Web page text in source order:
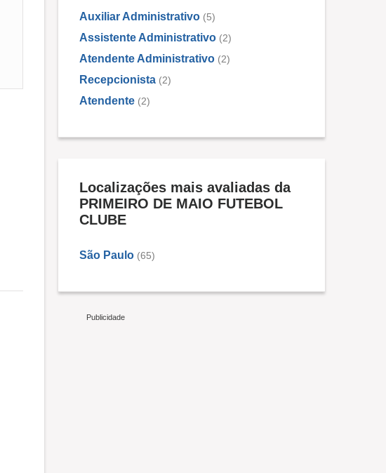
Auxiliar Administrativo (5)
Assistente Administrativo (2)
Atendente Administrativo (2)
Recepcionista (2)
Atendente (2)
Localizações mais avaliadas da
PRIMEIRO DE MAIO FUTEBOL
CLUBE
São Paulo (65)